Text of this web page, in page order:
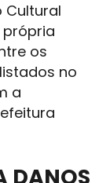
Cultural
os
no
a
DANOS